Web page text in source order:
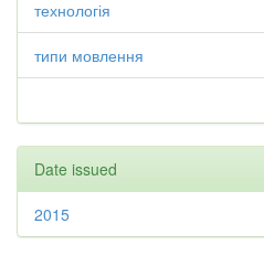
технологія
типи мовлення
Date issued
2015